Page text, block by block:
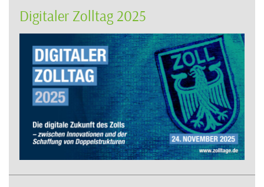
Digitaler Zolltag 2025